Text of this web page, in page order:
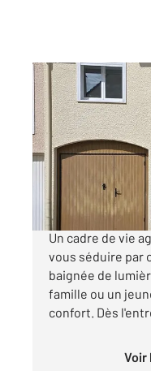
CHOISY AU BAC
103,01 m2, 4
Ref : 2356
Maison à
199
Choisy au bac
Un cadre de vie
vous séduire par
baignée de
famille ou un
confort. Dès